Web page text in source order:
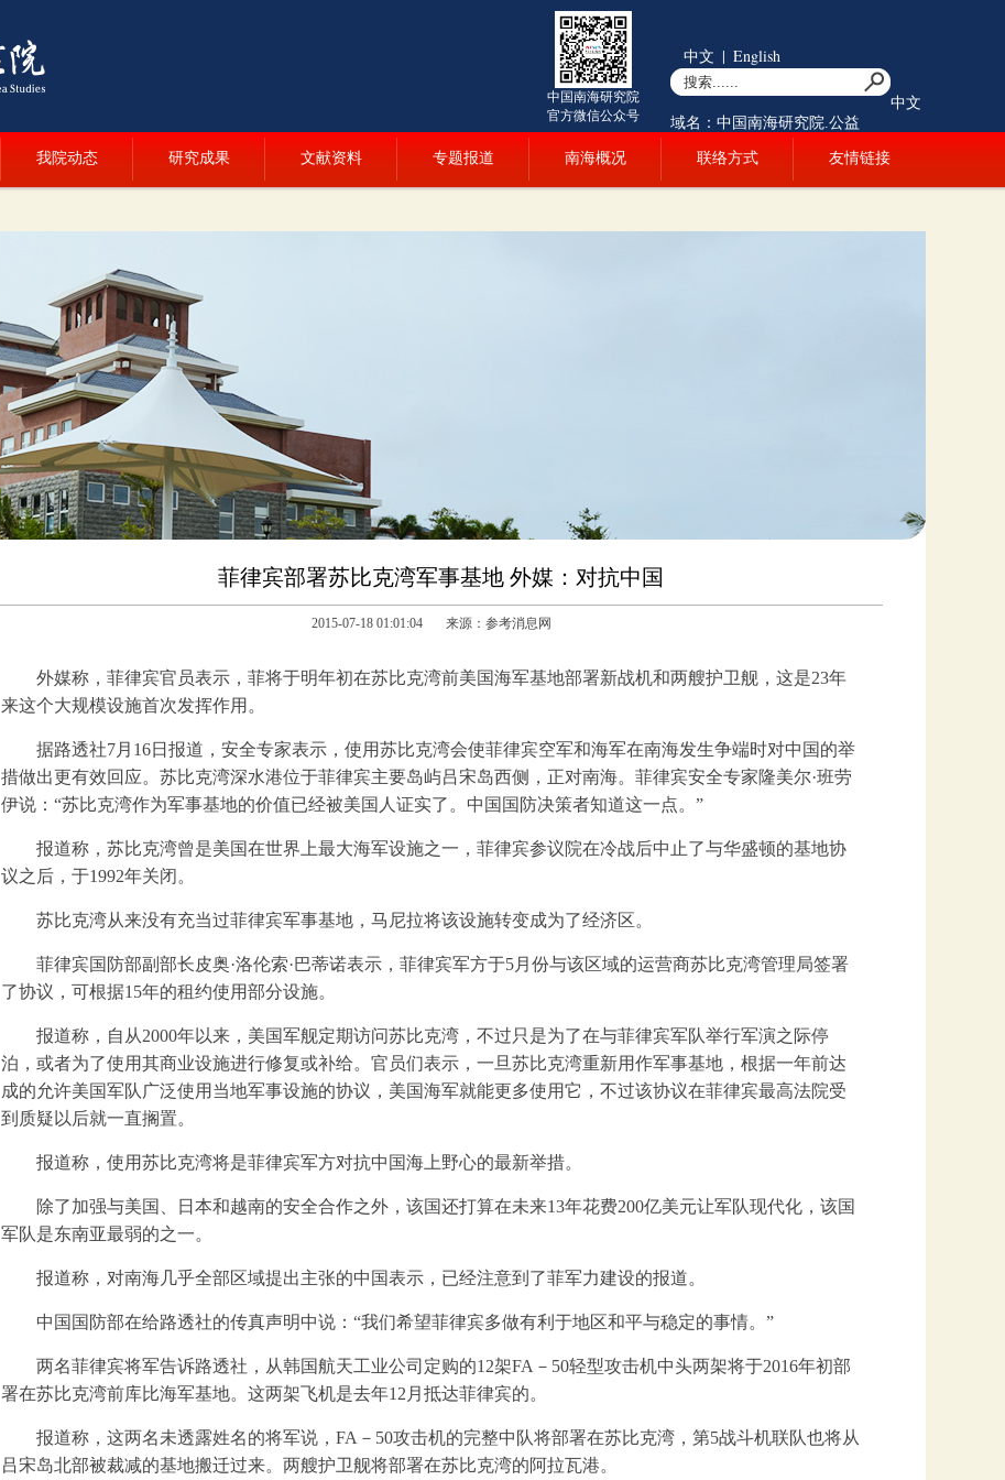
中国南海研究院
官方微信公众号
中文 | English
中文
域名：中国南海研究院.公益
我院动态 研究成果 文献资料 专题报道 南海概况 联络方式 友情链接
菲律宾部署苏比克湾军事基地 外媒：对抗中国
2015-07-18 01:01:04 来源：参考消息网
外媒称，菲律宾官员表示，菲将于明年初在苏比克湾前美国海军基地部署新战机和两艘护卫舰，这是23年
来这个大规模设施首次发挥作用。
据路透社7月16日报道，安全专家表示，使用苏比克湾会使菲律宾空军和海军在南海发生争端时对中国的举
措做出更有效回应。苏比克湾深水港位于菲律宾主要岛屿吕宋岛西侧，正对南海。菲律宾安全专家隆美尔·班劳
伊说：“苏比克湾作为军事基地的价值已经被美国人证实了。中国国防决策者知道这一点。”
报道称，苏比克湾曾是美国在世界上最大海军设施之一，菲律宾参议院在冷战后中止了与华盛顿的基地协
议之后，于1992年关闭。
苏比克湾从来没有充当过菲律宾军事基地，马尼拉将该设施转变成为了经济区。
菲律宾国防部副部长皮奥·洛伦索·巴蒂诺表示，菲律宾军方于5月份与该区域的运营商苏比克湾管理局签署
了协议，可根据15年的租约使用部分设施。
报道称，自从2000年以来，美国军舰定期访问苏比克湾，不过只是为了在与菲律宾军队举行军演之际停
泊，或者为了使用其商业设施进行修复或补给。官员们表示，一旦苏比克湾重新用作军事基地，根据一年前达
成的允许美国军队广泛使用当地军事设施的协议，美国海军就能更多使用它，不过该协议在菲律宾最高法院受
到质疑以后就一直搁置。
报道称，使用苏比克湾将是菲律宾军方对抗中国海上野心的最新举措。
除了加强与美国、日本和越南的安全合作之外，该国还打算在未来13年花费200亿美元让军队现代化，该国
军队是东南亚最弱的之一。
报道称，对南海几乎全部区域提出主张的中国表示，已经注意到了菲军力建设的报道。
中国国防部在给路透社的传真声明中说：“我们希望菲律宾多做有利于地区和平与稳定的事情。”
两名菲律宾将军告诉路透社，从韩国航天工业公司定购的12架FA－50轻型攻击机中头两架将于2016年初部
署在苏比克湾前库比海军基地。这两架飞机是去年12月抵达菲律宾的。
报道称，这两名未透露姓名的将军说，FA－50攻击机的完整中队将部署在苏比克湾，第5战斗机联队也将从
吕宋岛北部被裁减的基地搬迁过来。两艘护卫舰将部署在苏比克湾的阿拉瓦港。